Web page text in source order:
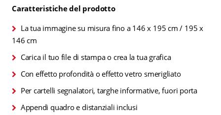
di
Caratteristiche del prodotto
La tua immagine su misura fino a 146 x 195 cm / 195 x
146 cm
Carica il tuo file di stampa o crea la tua grafica
Con effetto profondità o effetto vetro smerigliato
Per cartelli segnalatori, targhe informative, fuori porta
Appendi quadro e distanziali inclusi